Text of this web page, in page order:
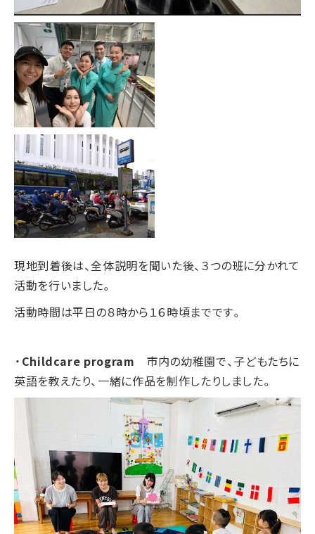
現地到着後は、全体説明を聞いた後、３つの班に分かれて
活動を行いました。
活動時間は平日の８時から１６時頃までです。
・ Childcare program 市内の幼稚園で、子どもたちに
英語を教えたり、一緒に作品を制作したりしました。